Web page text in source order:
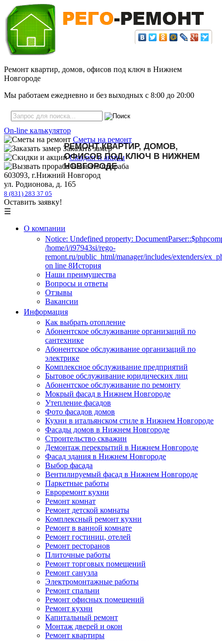
Ремонт квартир, домов, офисов под ключ в Нижнем
Новгороде
Мы работаем ежедневно и без выходных с 8:00 до 20:00
On-line калькулятор
Сметы на ремонт
Заказать замер
Скидки и акции
Вызвать прораба
603093, г.Нижний Новгород
ул. Родионова, д. 165
8 (831) 283 37 05
Оставить заявку!
☰
О компании
Notice: Undefined property:
/home/i/i97943si/rego-
remont.ru/public_html/manager/includes/extenders/
on line 8История
Наши преимущества
Вопросы и ответы
Отзывы
Вакансии
Информация
Как выбрать отопление
Абонентское обслуживание организаций по
сантехнике
Абонентское обслуживание организаций по
электрике
Комплексное обслуживание предприятий
Бытовое обслуживание юридических лиц
Абонентское обслуживание по ремонту
Мокрый фасад в Нижнем Новгороде
Утепление фасадов
Фото фасадов домов
Кухни в итальянском стиле в Нижнем Новгороде
Фасады домов в Нижнем Новгороде
Строительство скважин
Демонтаж перекрытий в Нижнем Новгороде
Фасад здания в Нижнем Новгороде
Выбор фасада
Вентилируемый фасад в Нижнем Новгороде
Паркетные работы
Евроремонт кухни
Ремонт комнат
Ремонт детской комнаты
Комплексный ремонт кухни
Ремонт в ванной комнате
Ремонт гостиниц, отелей
Ремонт ресторанов
Плиточные работы
Ремонт торговых помещений
Ремонт санузла
Электромонтажные работы
Ремонт спальни
Ремонт офисных помещений
Ремонт кухни
Капитальный ремонт
Монтаж дверей и окон
Ремонт квартиры
РЕМОНТ КВАРТИР, ДОМОВ,
ОФИСОВ ПОД КЛЮЧ В НИЖНЕМ
НОВГОРОДЕ